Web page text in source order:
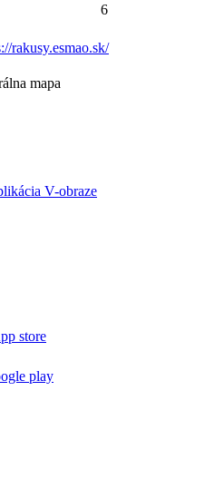
6
rakusy.esmao.sk/
mapa